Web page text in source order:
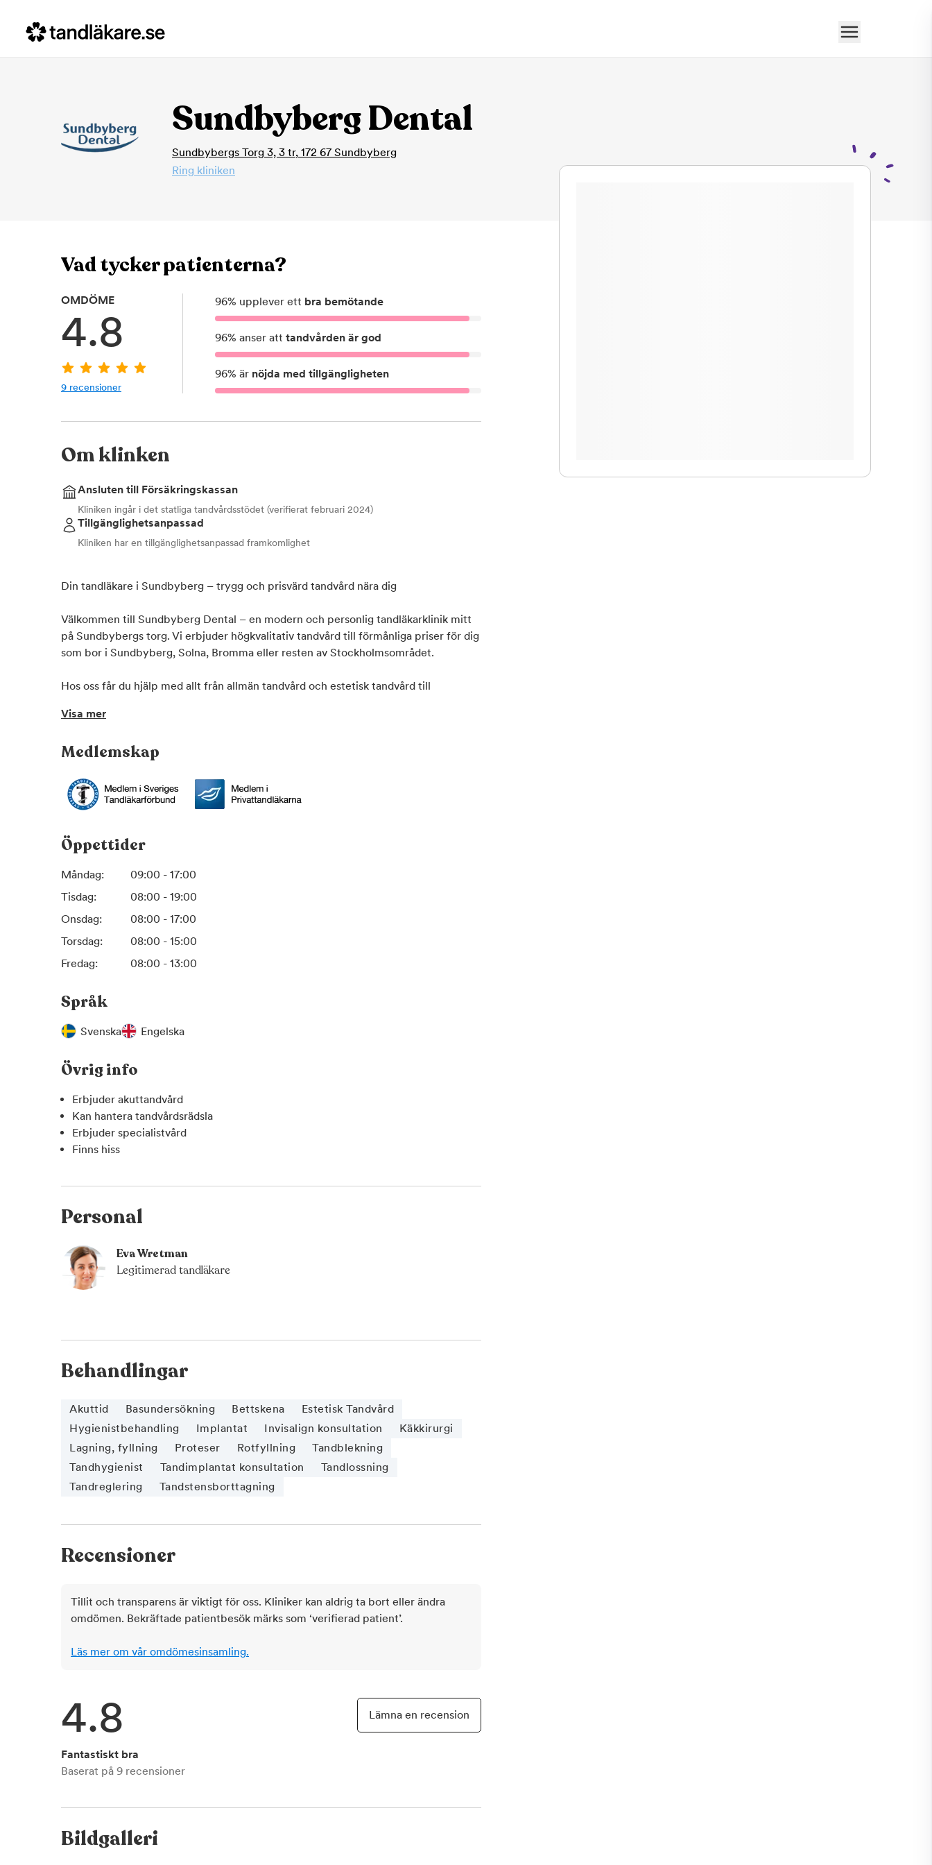
Sundbyberg Dental
Sundbybergs Torg 3, 3 tr, 172 67 Sundbyberg
Ring kliniken
Vad tycker patienterna?
OMDÖME
4.8
9 recensioner
96% upplever ett bra bemötande
96% anser att tandvården är god
96% är nöjda med tillgängligheten
Om klinken
Ansluten till Försäkringskassan
Kliniken ingår i det statliga tandvårdsstödet (verifierat februari 2024)
Tillgänglighetsanpassad
Kliniken har en tillgänglighetsanpassad framkomlighet
Din tandläkare i Sundbyberg – trygg och prisvärd tandvård nära dig
Välkommen till Sundbyberg Dental – en modern och personlig tandläkarklinik mitt
på Sundbybergs torg. Vi erbjuder högkvalitativ tandvård till förmånliga priser för dig
som bor i Sundbyberg, Solna, Bromma eller resten av Stockholmsområdet.
Hos oss får du hjälp med allt från allmän tandvård och estetisk tandvård till
vetenskapligt beprövade metoder och med omtanke om varje patients individuella
– oavsett om du behöver ett rutinkontroll, tandblekning, akut tandvård eller en mer
avancerad implantatbehandling.
Sundbyberg Dental – din lokala tandläkare med fokus på kvalitet, tillgänglighet och
patientnöjdhet.
patienter!
Visa mer
Medlemskap
Öppettider
Måndag:
09:00 - 17:00
Tisdag:
08:00 - 19:00
Onsdag:
08:00 - 17:00
Torsdag:
08:00 - 15:00
Fredag:
08:00 - 13:00
Språk
Svenska Engelska
Övrig info
Erbjuder akuttandvård
Kan hantera tandvårdsrädsla
Erbjuder specialistvård
Finns hiss
Personal
Eva Wretman
Legitimerad tandläkare
Behandlingar
Akuttid Basundersökning Bettskena
Estetisk Tandvård
Hygienistbehandling
Implantat Invisalign konsultation
Käkkirurgi
Lagning, fyllning
Proteser Rotfyllning
Tandblekning
Tandhygienist
Tandimplantat konsultation
Tandlossning
Tandreglering
Tandstensborttagning
Recensioner
Tillit och transparens är viktigt för oss. Kliniker kan aldrig ta bort eller ändra
omdömen. Bekräftade patientbesök märks som ‘verifierad patient’.
Läs mer om vår omdömesinsamling.
4.8
Fantastiskt bra
Baserat på 9 recensioner
Lämna en recension
Bildgalleri